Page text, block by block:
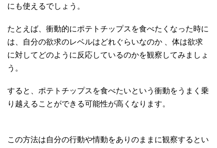
にも使えるでしょう。
たとえば、衝動的にポテトチップスを食べたくなった時に
は、自分の欲求のレベルはどれぐらいなのか 、体は欲求
に対してどのように反応しているのかを観察してみましょ
う。
すると、ポテトチップスを食べたいという衝動をうまく乗
り越えることができる可能性が高くなります。
この方法は自分の行動や情動をありのままに観察するとい